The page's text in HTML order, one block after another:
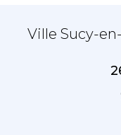
Ville Sucy-